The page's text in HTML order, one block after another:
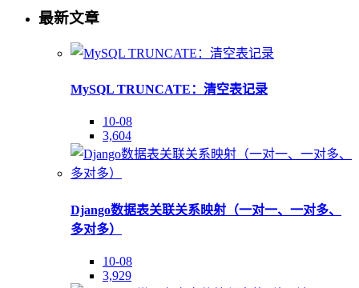
最新文章
MySQL TRUNCATE：清空表记录
10-08
3,604
Django数据表关联关系映射（一对一、一对多、
多对多）
10-08
3,929